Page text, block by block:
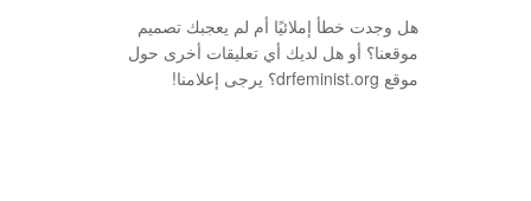
هل وجدت خطأ إملائيًا أم لم يعجبك تصميم
موقعنا؟ أو هل لديك أي تعليقات أخرى حول
موقع drfeminist.org؟ يرجى إعلامنا!